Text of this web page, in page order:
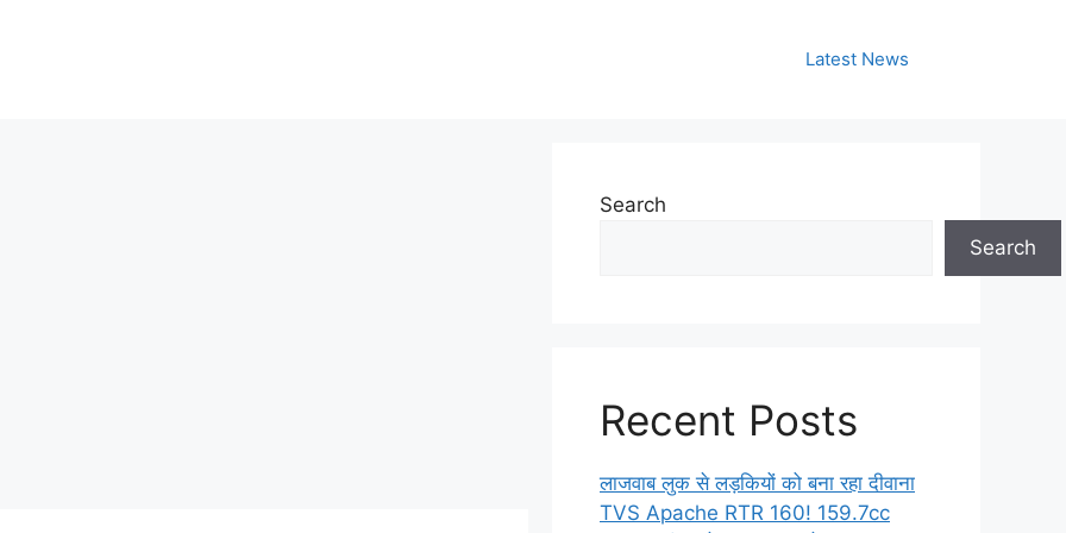
Latest News
Search
Search
Recent Posts
लाजवाब लुक से लड़कियों को बना रहा दीवाना
TVS Apache RTR 160! 159.7cc